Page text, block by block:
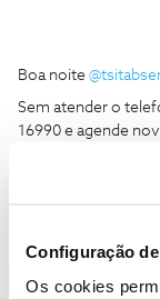
Configuração
Os cookies
Boa noite
Sem atender o
16990 e agende
Resposta” nas
dicas, ajuda e